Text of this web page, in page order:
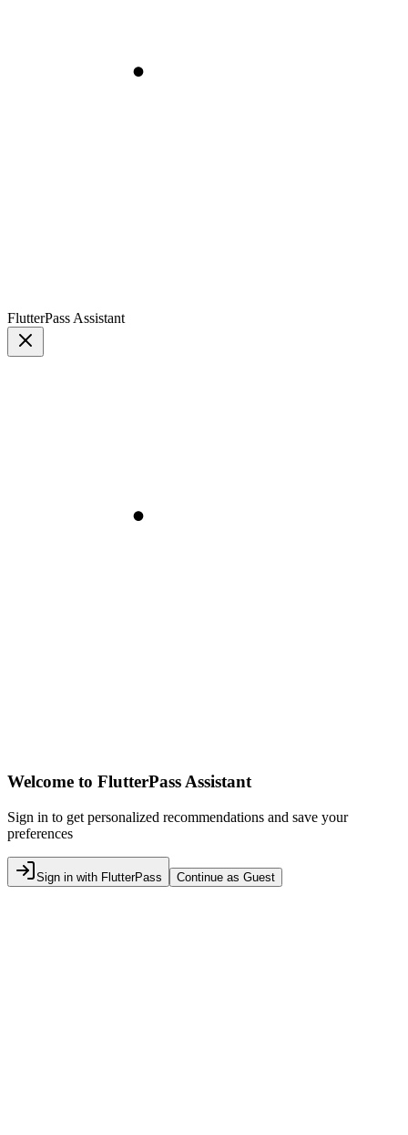
FlutterPass Assistant
Welcome to FlutterPass Assistant
Sign in to get personalized recommendations and save your
preferences
Sign in with FlutterPass Continue as Guest